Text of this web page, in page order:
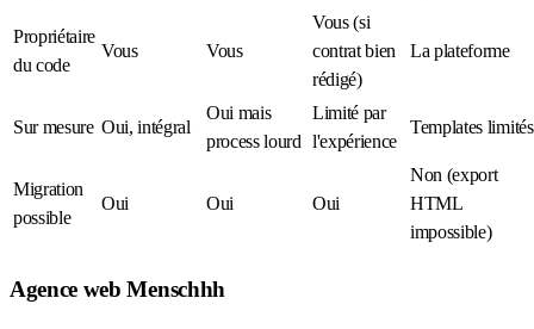
Propriétaire
du code
Vous Vous
Vous (si
contrat bien
rédigé)
La plateforme
Sur mesure Oui, intégral
Oui mais
process lourd
Limité par
l'expérience
Templates limités
Migration
possible
Oui Oui Oui
Non (export
HTML
impossible)
Agence web Menschhh